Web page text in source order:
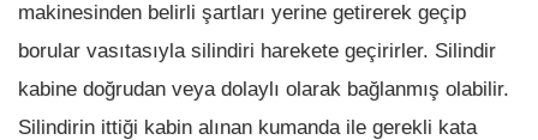
makinesinden belirli şartları yerine getirerek geçip
borular vasıtasıyla silindiri harekete geçirirler. Silindir
kabine doğrudan veya dolaylı olarak bağlanmış olabilir.
Silindirin ittiği kabin alınan kumanda ile gerekli kata